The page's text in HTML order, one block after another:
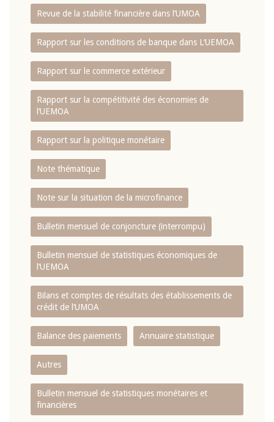
Revue de la stabilité financière dans l‘UMOA
Rapport sur les conditions de banque dans L‘UEMOA
Rapport sur le commerce extérieur
Rapport sur la compétitivité des économies de
l‘UEMOA
Rapport sur la politique monétaire
Note thématique
Note sur la situation de la microfinance
Bulletin mensuel de conjoncture (interrompu)
Bulletin mensuel de statistiques économiques de
l‘UEMOA
Bilans et comptes de résultats des établissements de
crédit de l‘UMOA
Balance des paiements Annuaire statistique
Autres
Bulletin mensuel de statistiques monétaires et
financières